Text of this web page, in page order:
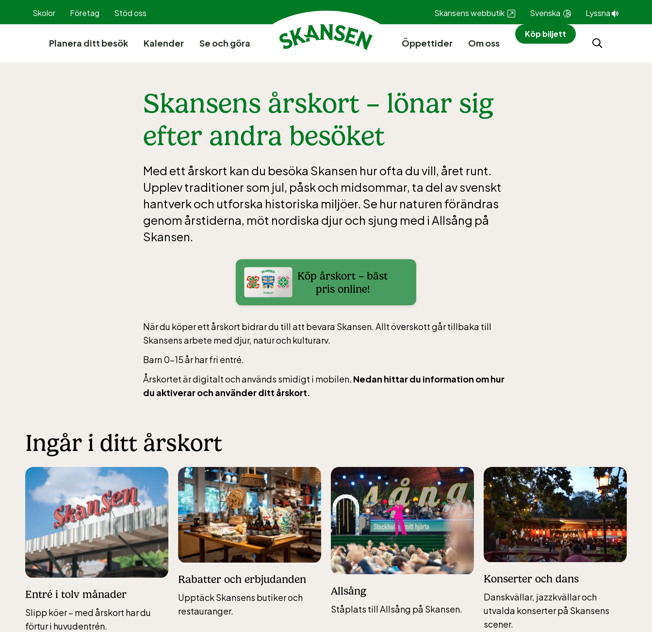
innehållet
Planera ditt besök Kalender Se och göra Öppettider Om oss
Köp biljett
Skolor Företag Stöd oss Skansens webbutik Svenska Lyssna
Skansens årskort – lönar sig
efter andra besöket
Med ett årskort kan du besöka Skansen hur ofta du vill, året runt.
Upplev traditioner som jul, påsk och midsommar, ta del av svenskt
hantverk och utforska historiska miljöer. Se hur naturen förändras
genom årstiderna, möt nordiska djur och sjung med i Allsång på
Skansen.
Köp årskort – bäst
pris online!
När du köper ett årskort bidrar du till att bevara Skansen. Allt överskott går tillbaka till
Skansens arbete med djur, natur och kulturarv.
Barn 0-15 år har fri entré.
Årskortet är digitalt och används smidigt i mobilen. Nedan hittar du information om hur
du aktiverar och använder ditt årskort.
Ingår i ditt årskort
Entré i tolv månader
Slipp köer – med årskort har du
förtur i huvudentrén.
Rabatter och erbjudanden
Upptäck Skansens butiker och
restauranger.
Allsång
Ståplats till Allsång på Skansen.
Konserter och dans
Danskvällar, jazzkvällar och
utvalda konserter på Skansens
scener.